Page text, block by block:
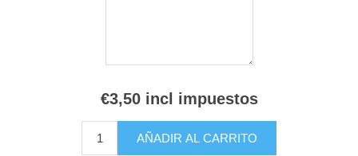
€3,50 incl impuestos
AÑADIR AL CARRITO